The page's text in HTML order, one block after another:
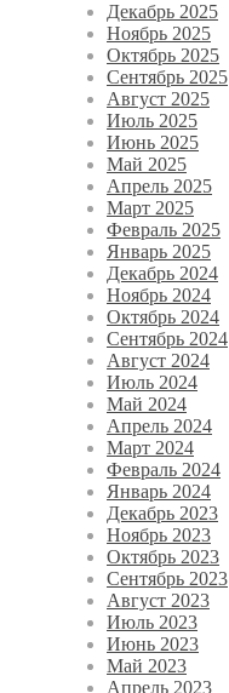
Декабрь 2025
Ноябрь 2025
Октябрь 2025
Сентябрь 2025
Август 2025
Июль 2025
Июнь 2025
Май 2025
Апрель 2025
Март 2025
Февраль 2025
Январь 2025
Декабрь 2024
Ноябрь 2024
Октябрь 2024
Сентябрь 2024
Август 2024
Июль 2024
Май 2024
Апрель 2024
Март 2024
Февраль 2024
Январь 2024
Декабрь 2023
Ноябрь 2023
Октябрь 2023
Сентябрь 2023
Август 2023
Июль 2023
Июнь 2023
Май 2023
Апрель 2023